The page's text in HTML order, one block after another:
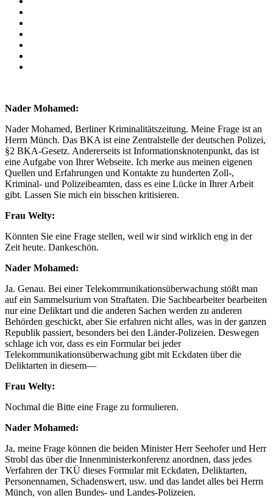
Nader Mohamed:
Nader Mohamed, Berliner Kriminalitätszeitung. Meine Frage ist an
Herrn Münch. Das BKA ist eine Zentralstelle der deutschen Polizei,
§2 BKA-Gesetz. Andererseits ist Informationsknotenpunkt, das ist
eine Aufgabe von Ihrer Webseite. Ich merke aus meinen eigenen
Quellen und Erfahrungen und Kontakte zu hunderten Zoll-,
Kriminal- und Polizeibeamten, dass es eine Lücke in Ihrer Arbeit
gibt. Lassen Sie mich ein bisschen kritisieren.
Frau Welty:
Könnten Sie eine Frage stellen, weil wir sind wirklich eng in der
Zeit heute. Dankeschön.
Nader Mohamed:
Ja. Genau. Bei einer Telekommunikationsüberwachung stößt man
auf ein Sammelsurium von Straftaten. Die Sachbearbeiter bearbeiten
nur eine Deliktart und die anderen Sachen werden zu anderen
Behörden geschickt, aber Sie erfahren nicht alles, was in der ganzen
Republik passiert, besonders bei den Länder-Polizeien. Deswegen
schlage ich vor, dass es ein Formular bei jeder
Telekommunikationsüberwachung gibt mit Eckdaten über die
Deliktarten in diesem—
Frau Welty:
Nochmal die Bitte eine Frage zu formulieren.
Nader Mohamed:
Ja, meine Frage können die beiden Minister Herr Seehofer und Herr
Strobl das über die Innenministerkonferenz anordnen, dass jedes
Verfahren der TKÜ dieses Formular mit Eckdaten, Deliktarten,
Personennamen, Schadenswert, usw. und das landet alles bei Herrn
Münch, von allen Bundes- und Landes-Polizeien.